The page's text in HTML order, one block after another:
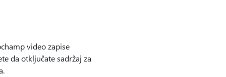
video zapise
da otključate sadržaj za